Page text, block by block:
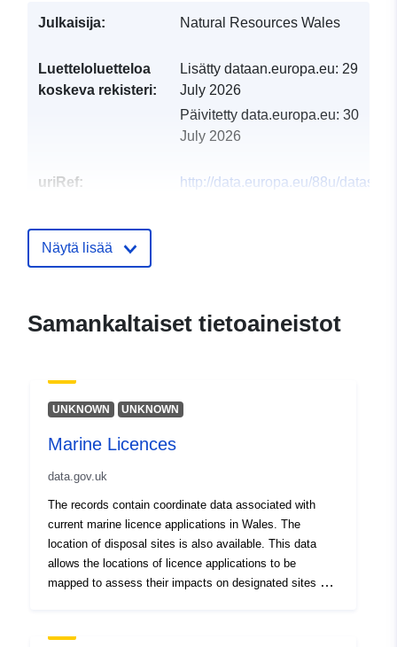
Julkaisija: Natural Resources Wales
Luetteloluetteloa
koskeva rekisteri:
Lisätty dataan.europa.eu: 29
July 2026
Päivitetty data.europa.eu: 30
July 2026
uriRef:
http://data.europa.eu/88u/dataset/
Näytä lisää
Samankaltaiset tietoaineistot
UNKNOWN UNKNOWN
Marine Licences
data.gov.uk
The records contain coordinate data associated with
current marine licence applications in Wales. The
location of disposal sites is also available. This data
allows the locations of licence applications to be
mapped to assess their impacts on designated sites and
as a separate dataset (NRW_DS119099).